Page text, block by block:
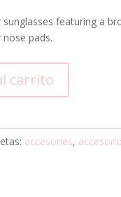
featuring a
pads.
carrito
accesories, accesorio